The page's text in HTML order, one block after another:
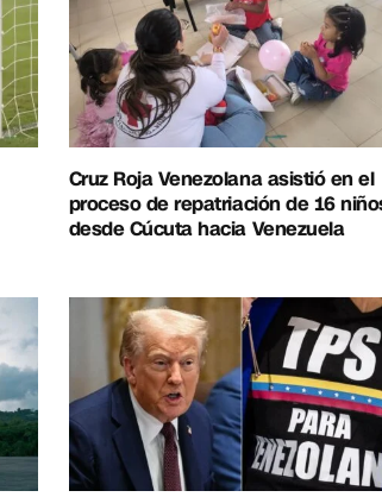
Cruz Roja Venezolana asistió en el
proceso de repatriación de 16
desde Cúcuta hacia Venezuela